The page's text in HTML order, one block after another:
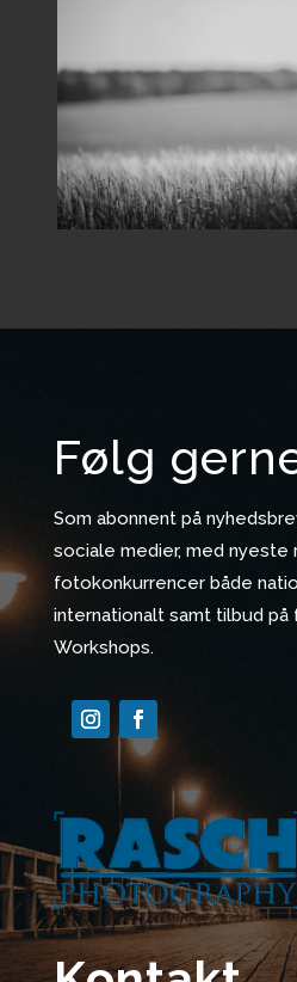
Følg
Som abonnent på
sociale medier, med nyeste
fotokonkurrencer både
internationalt samt tilbud
Workshops.